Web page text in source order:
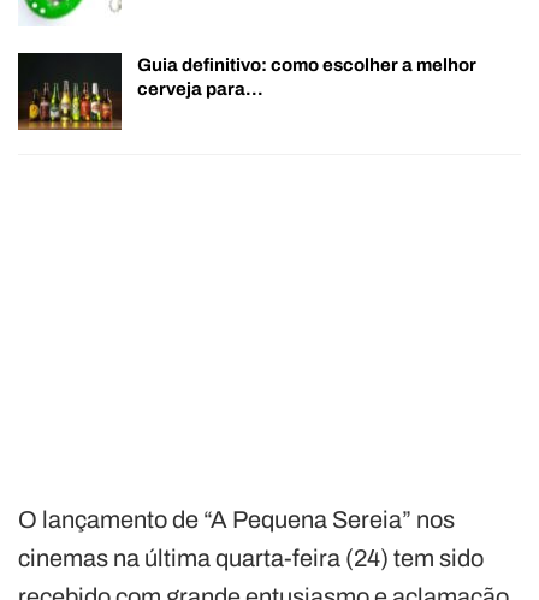
Guia definitivo: como escolher a melhor
cerveja para…
O lançamento de “A Pequena Sereia” nos
cinemas na última quarta-feira (24) tem sido